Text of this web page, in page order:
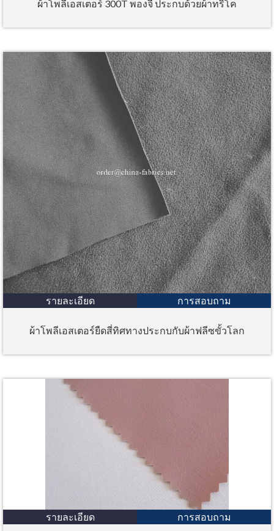
ผ้าโพลีเอสเตอร์ 300T พองจี้ ประกบด้วยผ้าทริโค
รายละเอียด การสอบถาม
ผ้าโพลีเอสเตอร์ยืดสี่ทิศทางประกบกับผ้าฟลีซขั้วโลก
รายละเอียด การสอบถาม